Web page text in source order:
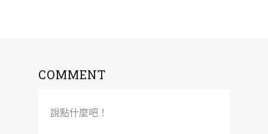
COMMENT
說點什麼吧！